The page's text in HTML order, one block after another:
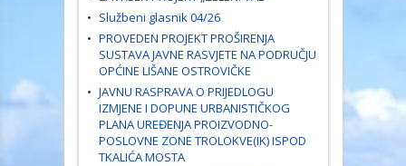
Službeni glasnik 04/26
PROVEDEN PROJEKT PROŠIRENJA
SUSTAVA JAVNE RASVJETE NA PODRUČJU
OPĆINE LIŠANE OSTROVIČKE
JAVNU RASPRAVA O PRIJEDLOGU
IZMJENE I DOPUNE URBANISTIČKOG
PLANA UREĐENJA PROIZVODNO-
POSLOVNE ZONE TROLOKVE(IK) ISPOD
TKALIĆA MOSTA